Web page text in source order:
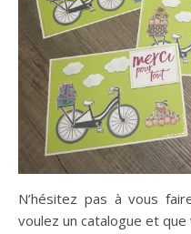
N’hésitez pas à vous
voulez un catalogue et